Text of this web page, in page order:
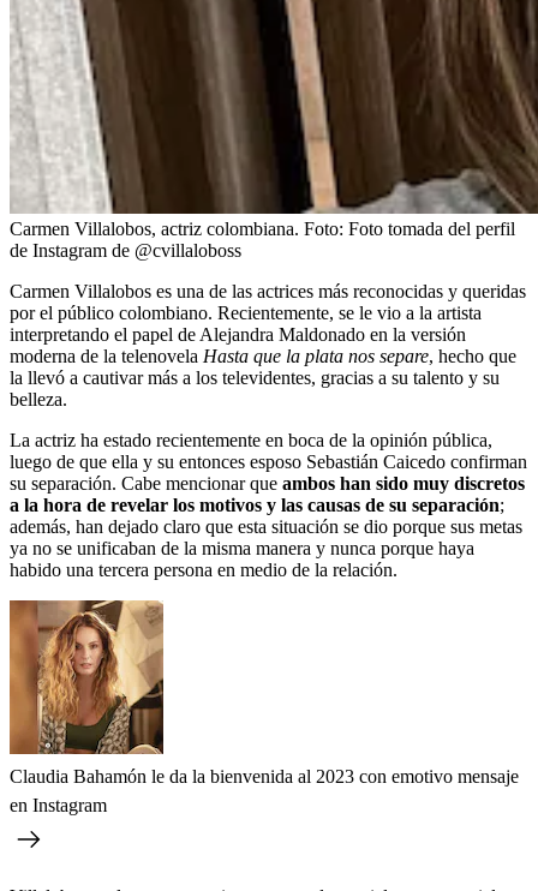
Carmen Villalobos, actriz colombiana. Foto: Foto tomada del perfil
de Instagram de @cvillaloboss
Carmen Villalobos es una de las actrices más reconocidas y queridas
por el público colombiano. Recientemente, se le vio a la artista
interpretando el papel de Alejandra Maldonado en la versión
moderna de la telenovela Hasta que la plata nos separe, hecho que
la llevó a cautivar más a los televidentes, gracias a su talento y su
belleza.
La actriz ha estado recientemente en boca de la opinión pública,
luego de que ella y su entonces esposo Sebastián Caicedo confirman
su separación. Cabe mencionar que ambos han sido muy discretos
a la hora de revelar los motivos y las causas de su separación;
además, han dejado claro que esta situación se dio porque sus metas
ya no se unificaban de la misma manera y nunca porque haya
habido una tercera persona en medio de la relación.
Claudia Bahamón le da la bienvenida al 2023 con emotivo mensaje
en Instagram